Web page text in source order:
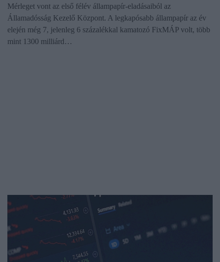
Mérleget vont az első félév állampapír-eladásaiból az
Államadósság Kezelő Központ. A legkapósabb állampapír az év
elején még 7, jelenleg 6 százalékkal kamatozó FixMÁP volt, több
mint 1300 milliárd…